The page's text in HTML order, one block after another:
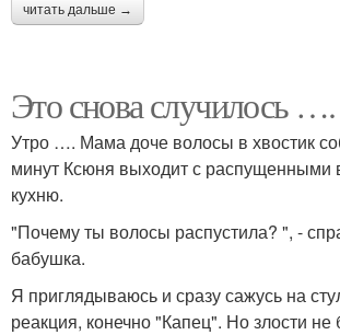
читать дальше →
Это снова случилось ….
Утро …. Мама доче волосы в хвостик
минут Ксюня выходит с распущенными
кухню.
"Почему ты волосы распустила? ", -
бабушка.
Я приглядываюсь и сразу сажусь на
реакция, конечно "Капец". Но злости